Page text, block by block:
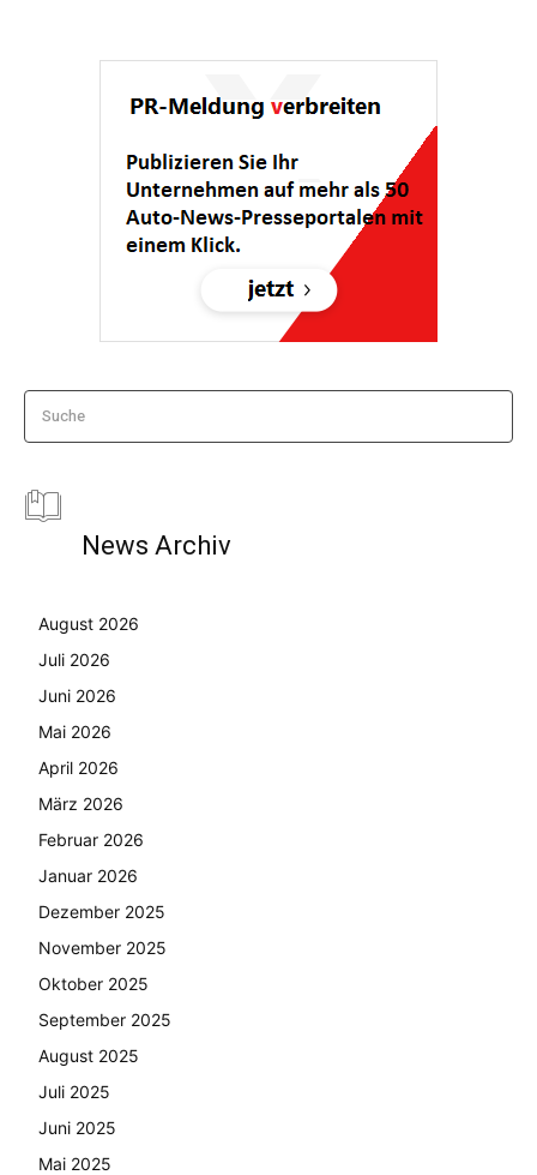
Suche
News Archiv
August 2026
Juli 2026
Juni 2026
Mai 2026
April 2026
März 2026
Februar 2026
Januar 2026
Dezember 2025
November 2025
Oktober 2025
September 2025
August 2025
Juli 2025
Juni 2025
Mai 2025